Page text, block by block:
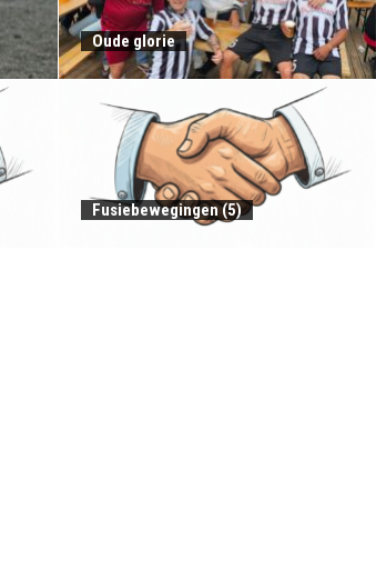
Oude glorie
Fusiebewegingen (5)